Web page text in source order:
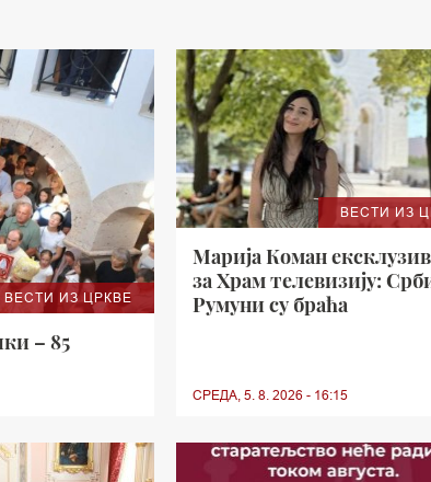
ВЕСТИ ИЗ ЦРКВЕ
– 85
ВЕСТИ ИЗ
Марија Коман
за Храм телевизију:
Румуни су браћа
СРЕДА, 5. 8. 2026 - 16:15